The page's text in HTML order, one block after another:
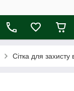
Сітка для захисту